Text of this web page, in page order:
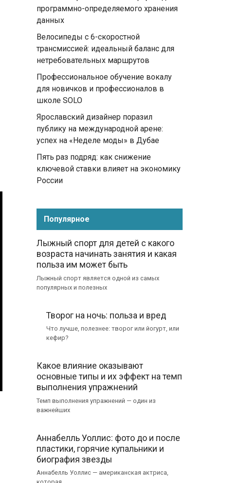
программно-определяемого хранения
данных
Велосипеды с 6-скоростной
трансмиссией: идеальный баланс для
нетребовательных маршрутов
Профессиональное обучение вокалу
для новичков и профессионалов в
школе SOLO
Ярославский дизайнер поразил
публику на международной арене:
успех на «Неделе моды» в Дубае
Пять раз подряд: как снижение
ключевой ставки влияет на экономику
России
Популярное
Лыжный спорт для детей с какого
возраста начинать занятия и какая
польза им может быть
Лыжный спорт является одной из самых
популярных и полезных
Творог на ночь: польза и вред
Что лучше, полезнее: творог или йогурт, или
кефир?
Какое влияние оказывают
основные типы и их эффект на темп
выполнения упражнений
Темп выполнения упражнений — один из
важнейших
Аннабелль Уоллис: фото до и после
пластики, горячие купальники и
биография звезды
Аннабелль Уоллис — американская актриса,